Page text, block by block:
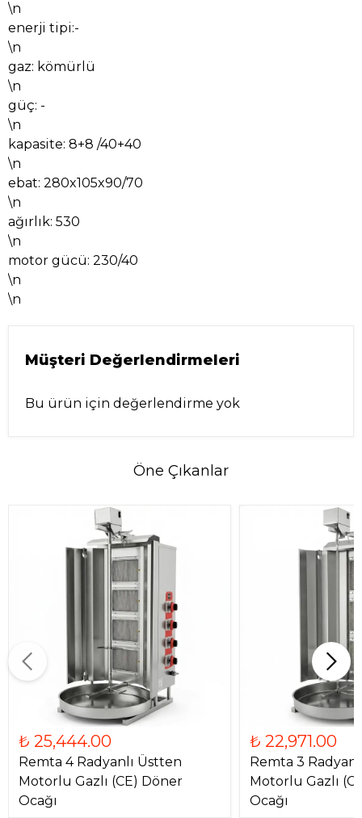
\n
enerji tipi:-
\n
gaz: kömürlü
\n
güç: -
\n
kapasite: 8+8 /40+40
\n
ebat: 280x105x90/70
\n
ağırlık: 530
\n
motor gücü: 230/40
\n
\n
Müşteri Değerlendirmeleri
Bu ürün için değerlendirme yok
Öne Çıkanlar
₺ 25,444.00
Remta 4 Radyanlı Üstten
Motorlu Gazlı (CE) Döner
Ocağı
₺ 22,971.00
Remta 3
Motorlu Gazlı
Ocağı